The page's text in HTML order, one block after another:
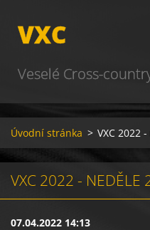
VXC
Veselé Cross-
Úvodní stránka > VXC 2022
VXC 2022 - NEDĚLE
07.04.2022 14:13